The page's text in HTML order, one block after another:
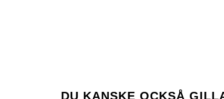
DU KANSKE OCKSÅ